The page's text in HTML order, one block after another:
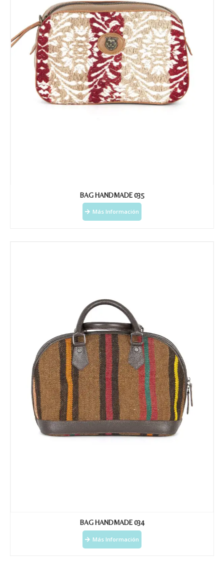
BAG HANDMADE 035
Más Información
BAG HANDMADE 034
Más Información